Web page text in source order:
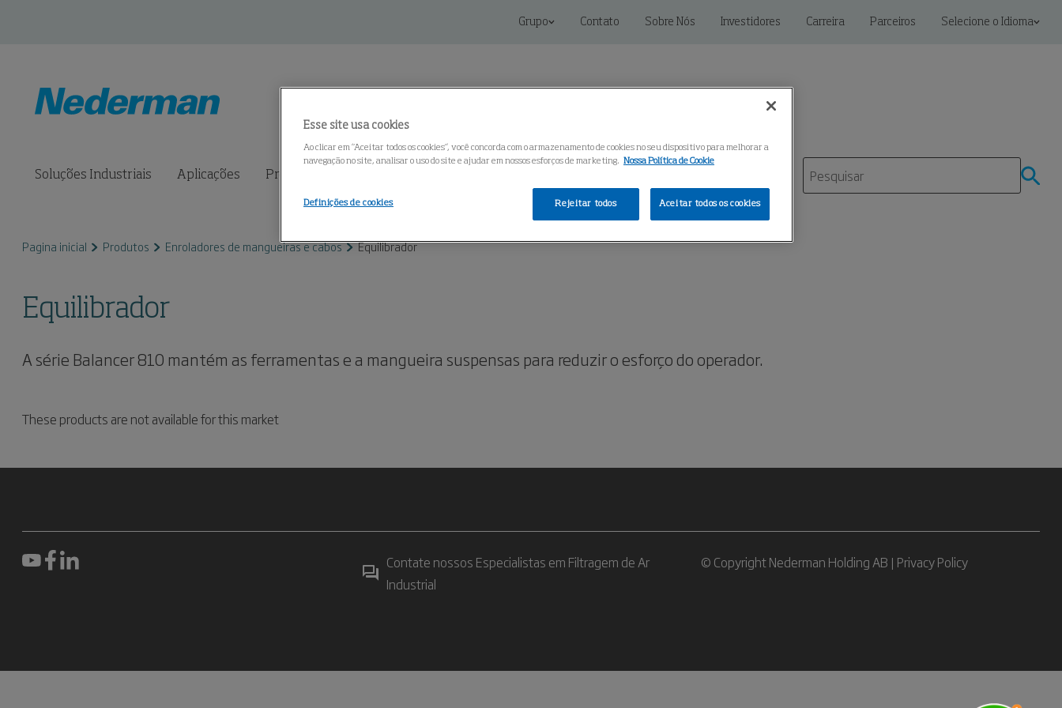
Grupo Contato Sobre Nós Investidores Carreira Parceiros Selecione o Idioma
Soluções Industriais Aplicações Produtos
Pagina inicial Produtos Enroladores de mangueiras e cabos Equilibrador
Equilibrador
A série Balancer 810 mantém as ferramentas e a mangueira suspensas para reduzir o esforço do operador.
These products are not available for this market
Contate nossos Especialistas em Filtragem de Ar
Industrial
© Copyright Nederman Holding AB | Privacy Policy
Esse site usa cookies
Ao clicar em “Aceitar todos os cookies”, você concorda com o armazenamento de cookies no seu dispositivo para melhorar a
navegação no site, analisar o uso do site e ajudar em nossos esforços de marketing. Nossa Política de Cookie
Rejeitar todos Aceitar todos os cookies
Definições de cookies